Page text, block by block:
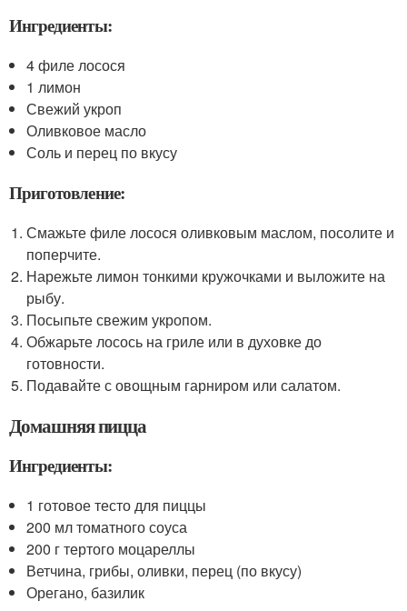
Ингредиенты:
4 филе лосося
1 лимон
Свежий укроп
Оливковое масло
Соль и перец по вкусу
Приготовление:
Смажьте филе лосося оливковым маслом, посолите и
поперчите.
Нарежьте лимон тонкими кружочками и выложите на
рыбу.
Посыпьте свежим укропом.
Обжарьте лосось на гриле или в духовке до
готовности.
Подавайте с овощным гарниром или салатом.
Домашняя пицца
Ингредиенты:
1 готовое тесто для пиццы
200 мл томатного соуса
200 г тертого моцареллы
Ветчина, грибы, оливки, перец (по вкусу)
Орегано, базилик